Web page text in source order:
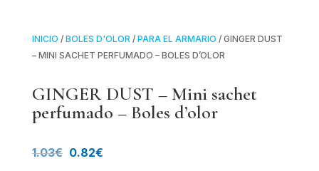
INICIO / BOLES D'OLOR/ PARA EL ARMARIO / GINGER DUST
– MINI SACHET PERFUMADO – BOLES D’OLOR
GINGER DUST – Mini sachet
perfumado – Boles d’olor
1.03€ El
0.82€El